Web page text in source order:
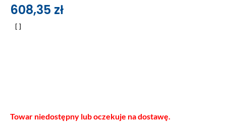
608,35 zł
Towar niedostępny lub oczekuje na dostawę.